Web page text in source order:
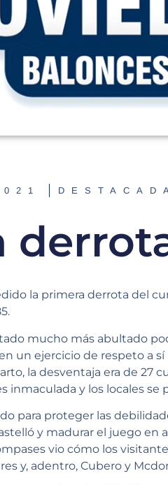
la primera derrota del
mucho más abultado
un ejercicio de respeto a
la desventaja era de 27
inmaculada y los locales se
para proteger las
y madurar el juego en
vio cómo los
y, adentro, Cubero y